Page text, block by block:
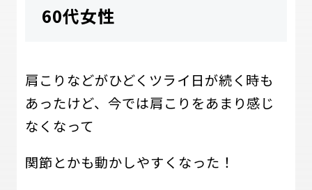
60代女性
肩こりなどがひどくツライ日が続く時も
あったけど、今では肩こりをあまり感じ
なくなって
関節とかも動かしやすくなった！